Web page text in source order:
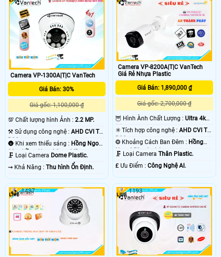
Camera VP-1300A|T|C VanTech
Giá Bán: 30%
Giá gốc: 1,100,000 ₫
💯 Chất lượng hình Ảnh : 2.2 MP.
⚒ Sử dụng công nghệ : AHD CVI TVI
BCS.
🌚 Khi xem thiếu sáng : Hồng Ngoại
30m Hồng Ngoại Smart IR.
🗜️ Loại Camera Dome Plastic.
️⇝ Khả Năng : Thu hình Ổn Định.
Camera VP-8200A|T|C VanTech
Giá Rẻ Nhựa Plastic
Giá Bán: 1,890,000 ₫
Giá gốc: 2,700,000 ₫
🦉 Hình Ành Chất Lượng :Ultra 4k
👍🏾 .
✳️ Tích hợp công nghệ :AHD CVI TVI
BCS.
❂ Khoảng Cách Ban Đêm : Hồng
Ngoại 50m Led Array.
🗜️ Loại CameraThân Plastic.
️₤ Ưu Điểm :Công Nghệ AI.
1437 1193